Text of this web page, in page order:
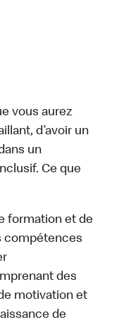
vous aurez
d’avoir un
un
Ce que
formation et de
compétences
des
motivation et
de